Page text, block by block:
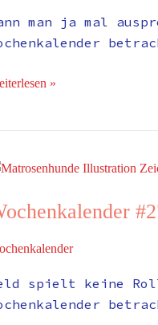
man ja mal
»
spielt keine